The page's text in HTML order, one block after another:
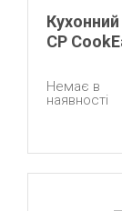
CP
Немає в
наявності